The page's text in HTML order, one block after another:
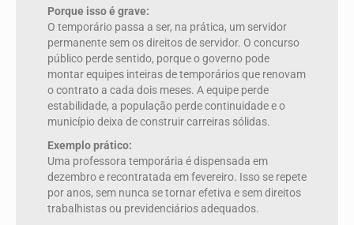
Porque isso é grave:
O temporário passa a ser, na prática, um servidor
permanente sem os direitos de servidor. O concurso
público perde sentido, porque o governo pode
montar equipes inteiras de temporários que renovam
o contrato a cada dois meses. A equipe perde
estabilidade, a população perde continuidade e o
município deixa de construir carreiras sólidas.
Exemplo prático:
Uma professora temporária é dispensada em
dezembro e recontratada em fevereiro. Isso se repete
por anos, sem nunca se tornar efetiva e sem direitos
trabalhistas ou previdenciários adequados.